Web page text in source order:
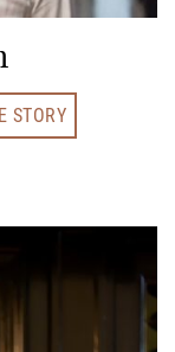
STORY